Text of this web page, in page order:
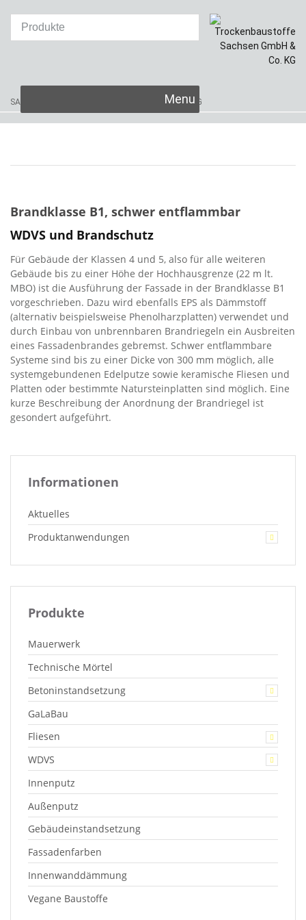
SAKRET Trockenbaustoffe Sachsen GmbH & Co. KG
to
Brandklasse B1, schwer entflammbar
WDVS und Brandschutz
Für Gebäude der Klassen 4 und 5, also für alle weiteren
Gebäude bis zu einer Höhe der Hochhausgrenze (22 m lt.
MBO) ist die Ausführung der Fassade in der Brandklasse B1
vorgeschrieben. Dazu wird ebenfalls EPS als Dämmstoff
(alternativ beispielsweise Phenolharzplatten) verwendet und
durch Einbau von unbrennbaren Brandriegeln ein Ausbreiten
eines Fassadenbrandes gebremst. Schwer entflammbare
Systeme sind bis zu einer Dicke von 300 mm möglich, alle
systemgebundenen Edelputze sowie keramische Fliesen und
Platten oder bestimmte Natursteinplatten sind möglich. Eine
kurze Beschreibung der Anordnung der Brandriegel ist
gesondert aufgeführt.
Informationen
Aktuelles
Produktanwendungen
Produkte
Mauerwerk
Technische Mörtel
Betoninstandsetzung
GaLaBau
Fliesen
WDVS
Innenputz
Außenputz
Gebäudeinstandsetzung
Fassadenfarben
Innenwanddämmung
Vegane Baustoffe